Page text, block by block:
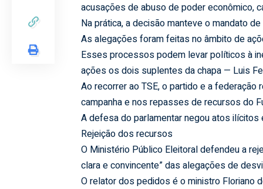
acusações de abuso de poder econômico,
Na prática, a decisão manteve o mandato
As alegações foram feitas no âmbito de
Esses processos podem levar políticos à
ações os dois suplentes da chapa — Luis
Ao recorrer ao TSE, o partido e a
campanha e nos repasses de recursos do
A defesa do parlamentar negou atos ilícitos
Rejeição dos recursos
O Ministério Público Eleitoral defendeu a
clara e convincente” das alegações de
O relator dos pedidos é o ministro Floriano